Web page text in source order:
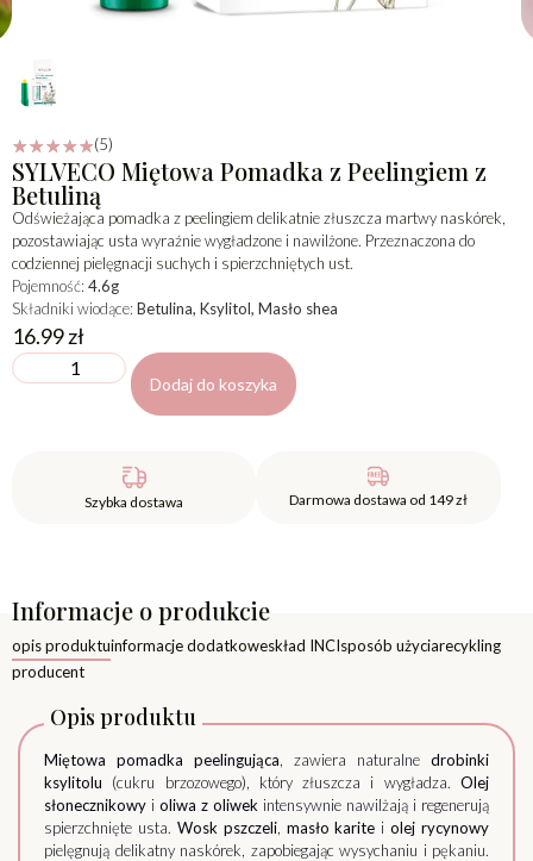
☆☆☆☆☆(5)
SYLVECO Miętowa Pomadka z Peelingiem z
Betuliną
Odświeżająca pomadka z peelingiem delikatnie złuszcza martwy naskórek,
pozostawiając usta wyraźnie wygładzone i nawilżone. Przeznaczona do
codziennej pielęgnacji suchych i spierzchniętych ust.
Pojemność: 4.6g
Składniki wiodące: Betulina, Ksylitol, Masło shea
16.99zł
Dodaj do koszyka
Szybka dostawa Darmowa dostawa od 149 zł
Informacje o produkcie
opis produktuinformacje dodatkoweskład INCIsposób użyciarecykling
producent
Opis produktu
Miętowa pomadka peelingująca , zawiera naturalne drobinki
ksylitolu (cukru brzozowego), który złuszcza i wygładza. Olej
słonecznikowy i oliwa z oliwek intensywnie nawilżają i regenerują
spierzchnięte usta. Wosk pszczeli, masło karite iolej rycynowy
pielęgnują delikatny naskórek, zapobiegając wysychaniu i pękaniu.